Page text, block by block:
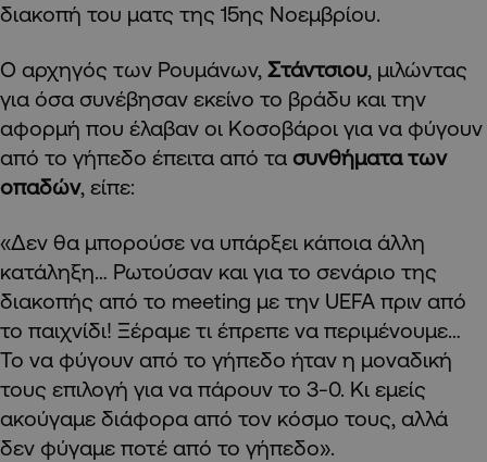
διακοπή του ματς της 15ης Νοεμβρίου.
Ο αρχηγός των Ρουμάνων, Στάντσιου, μιλώντας
για όσα συνέβησαν εκείνο το βράδυ και την
αφορμή που έλαβαν οι Κοσοβάροι για να φύγουν
από το γήπεδο έπειτα από τα συνθήματα των
οπαδών, είπε:
«Δεν θα μπορούσε να υπάρξει κάποια άλλη
κατάληξη… Ρωτούσαν και για το σενάριο της
διακοπής από το meeting με την UEFA πριν από
το παιχνίδι! Ξέραμε τι έπρεπε να περιμένουμε…
Το να φύγουν από το γήπεδο ήταν η μοναδική
τους επιλογή για να πάρουν το 3-0. Κι εμείς
ακούγαμε διάφορα από τον κόσμο τους, αλλά
δεν φύγαμε ποτέ από το γήπεδο».